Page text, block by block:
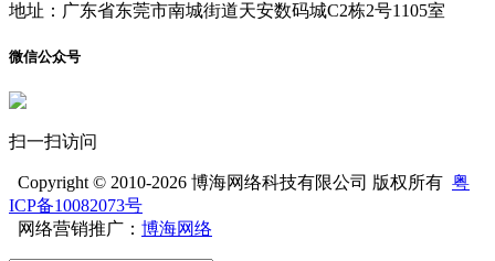
地址：广东省东莞市南城街道天安数码城C2栋2号1105室
微信公众号
扫一扫访问
Copyright © 2010-2026 博海网络科技有限公司 版权所有 粤
ICP备10082073号
网络营销推广： 博海网络